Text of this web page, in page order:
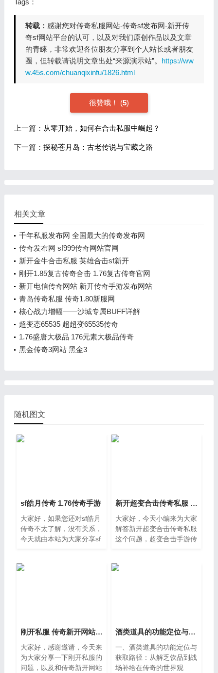
Tags：
转载： 感谢您对传奇私服网站-传奇sf发布网-新开传
奇sf网站平台的认可，以及对我们原创作品以及文章
的青睐，非常欢迎各位朋友分享到个人站长或者朋友
圈，但转载请说明文章出处“来源演示站”。 https://ww
w.45s.com/chuanqixinfu/1826.html
很赞哦！ (5)
上一篇： 从零开始，如何在合击私服中崛起？
下一篇： 探秘苍月岛：古老传说与宝藏之路
相关文章
千年私服发布网 全国最大的传奇发布网
传奇发布网 sf999传奇网站官网
新开金牛合击私服 英雄合击sf新开
刚开1.85复古传奇合击 1.76复古传奇官网
新开电信传奇网站 新开传奇手游发布网站
青岛传奇私服 传奇1.80新服网
核心战力增幅——沙城专属BUFF详解
超变态65535 超超变65535传奇
1.76盛唐大极品 176元素大极品传奇
黑金传奇3网站 黑金3
随机图文
sf皓月传奇 1.76传奇手游
大家好，如果您还对sf皓月
传奇不太了解，没有关系，
今天就由本站为大家分享sf
大家分析到，还望可以解决
新开超变合击传奇私服 超变合击手游传奇
大家好，今天小编来为大家
解答新开超变合击传奇私服
这个问题，超变合击手游传
新配的电脑为什么一进传奇
刚开私服 传奇新开网站开服
大家好，感谢邀请，今天来
为大家分享一下刚开私服的
问题，以及和传奇新开网站
酒类道具的功能定位与获取路径：从解乏饮品到战场补给
一、酒类道具的功能定位与
获取路径：从解乏饮品到战
场补给在传奇的世界观